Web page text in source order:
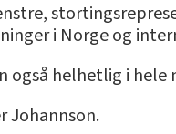
i Norge og
helhetlig i hele
Johannson.